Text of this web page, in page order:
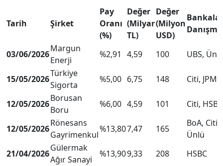
Tarih Şirket
Pay
Oranı
(%)
Değer
(Milyar
TL)
Değer
(Milyon
USD)
03/06/2026
Margun
Enerji
%2,91 4,59 100 UBS,
15/05/2026
Türkiye
Sigorta
%5,00 6,75 148 Citi, JPM
12/05/2026
Borusan
Boru
%6,00 4,59 101 Citi, HSBC
12/05/2026
Rönesans
Gayrimenkul
%13,807,47 165
BoA, Citi,
Ünlü
21/04/2026
Gülermak
Ağır Sanayi
%13,909,33 208
HSBC